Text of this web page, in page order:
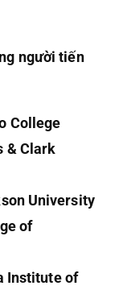
người tiến
College
& Clark
University
of
Institute of